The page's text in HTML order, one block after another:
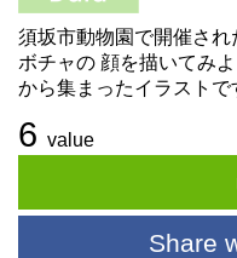
須坂市動物園で開催さ
ボチャの 顔を描いてみ
から集まったイラストで
6 value
Share